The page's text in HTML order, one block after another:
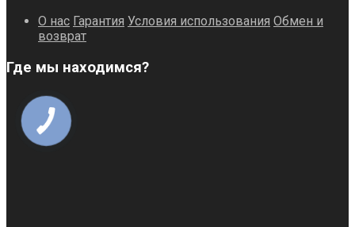
О нас Гарантия Условия использования Обмен и
возврат
Где мы находимся?